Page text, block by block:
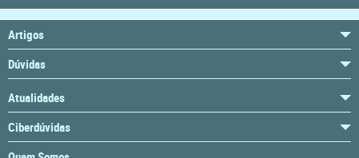
Artigos
Dúvidas
Atualidades
Ciberdúvidas